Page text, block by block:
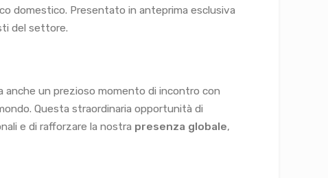
domestico. Presentato in anteprima esclusiva
del settore.
anche un prezioso momento di incontro con
Questa straordinaria opportunità di
e di rafforzare la nostra presenza globale,